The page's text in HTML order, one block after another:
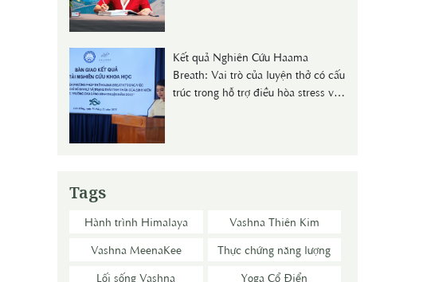
Kết quả Nghiên Cứu Haama
Breath: Vai trò của luyện thở có cấu
trúc trong hỗ trợ điều hòa stress và
Tags
Hành trình Himalaya
Vashna Thiên Kim
Vashna MeenaKee
Thực chứng năng lượng
Lối sống Vashna
Yoga Cổ Điển